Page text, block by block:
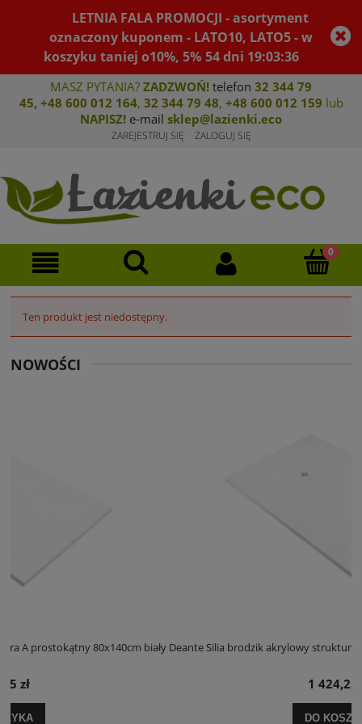
LETNIA FALA PROMOCJI - asortyment
oznaczony kuponem - LATO10, LATO5 - w
koszyku taniej o10%, 5% 54dni 19:03:36
MASZ PYTANIA? ZADZWOŃ! telefon 32 344 79
45, +48 600 012 164, 32 344 79 48, +48 600 012 159 lub
NAPISZ! e-mail sklep@lazienki.eco
ZAREJESTRUJ SIĘ ZALOGUJ SIĘ
Ten produkt jest niedostępny.
NOWOŚCI
Deante Silia brodzik akrylowy struktura A prostokątny 100x120cm